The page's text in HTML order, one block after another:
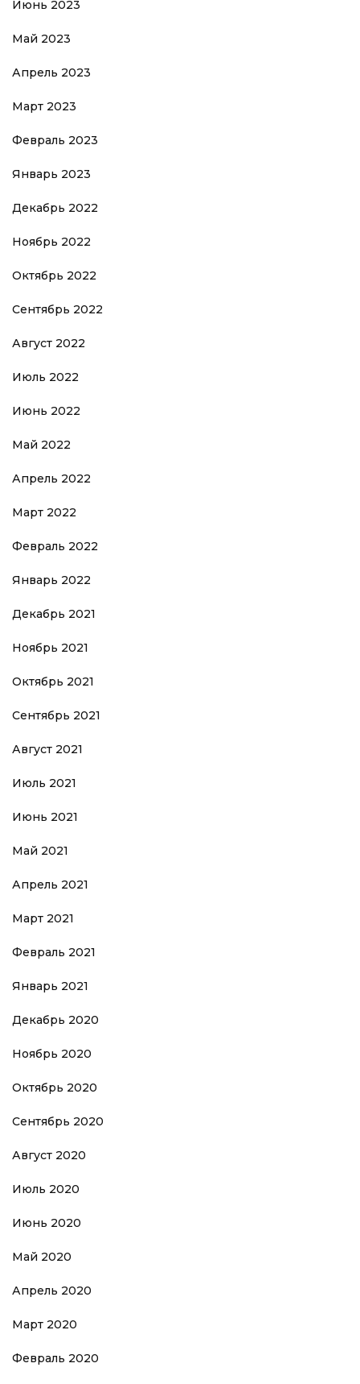
Июнь 2023
Май 2023
Апрель 2023
Март 2023
Февраль 2023
Январь 2023
Декабрь 2022
Ноябрь 2022
Октябрь 2022
Сентябрь 2022
Август 2022
Июль 2022
Июнь 2022
Май 2022
Апрель 2022
Март 2022
Февраль 2022
Январь 2022
Декабрь 2021
Ноябрь 2021
Октябрь 2021
Сентябрь 2021
Август 2021
Июль 2021
Июнь 2021
Май 2021
Апрель 2021
Март 2021
Февраль 2021
Январь 2021
Декабрь 2020
Ноябрь 2020
Октябрь 2020
Сентябрь 2020
Август 2020
Июль 2020
Июнь 2020
Май 2020
Апрель 2020
Март 2020
Февраль 2020